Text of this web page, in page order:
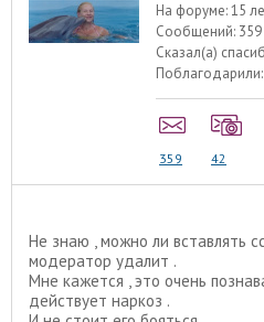
На форуме:15
Сообщений: 359
Сказал(а)
Поблагодарили:
359 42
Не знаю , можно ли вставлять
модератор удалит .
Мне кажется , это очень
действует наркоз .